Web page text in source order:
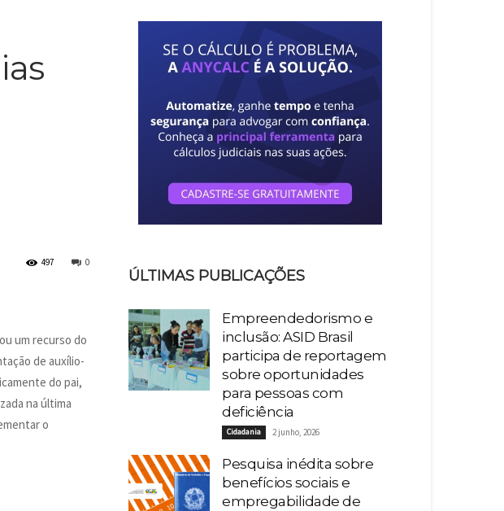
0
497
um recurso do
de auxílio-
do pai,
na última
o
ÚLTIMAS PUBLICAÇÕES
Empreendedorismo e
inclusão: ASID Brasil
participa de reportagem
sobre oportunidades
para pessoas com
deficiência
Cidadania 2 junho, 2026
Pesquisa inédita sobre
benefícios sociais e
empregabilidade de